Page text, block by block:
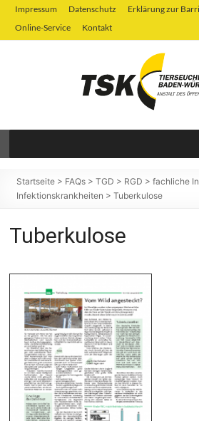
Zum
Inhalt
springen
Impressum Datenschutz Erklärung zur
Online-Service
Kontakt
Tierseuchenkasse
Baden-
Württemberg
Startseite > FAQs >TGD > RGD >fachliche
Infektionskrankheiten >Tuberkulose
Tuberkulose